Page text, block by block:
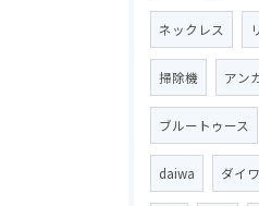
ネックレス
掃除機 アン
ブルートゥース
daiwa ダイワ